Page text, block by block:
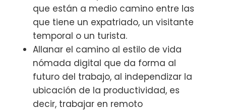
que están a medio camino entre las
que tiene un expatriado, un visitante
temporal o un turista.
Allanar el camino al estilo de vida
nómada digital que da forma al
futuro del trabajo, al independizar la
ubicación de la productividad, es
decir, trabajar en remoto